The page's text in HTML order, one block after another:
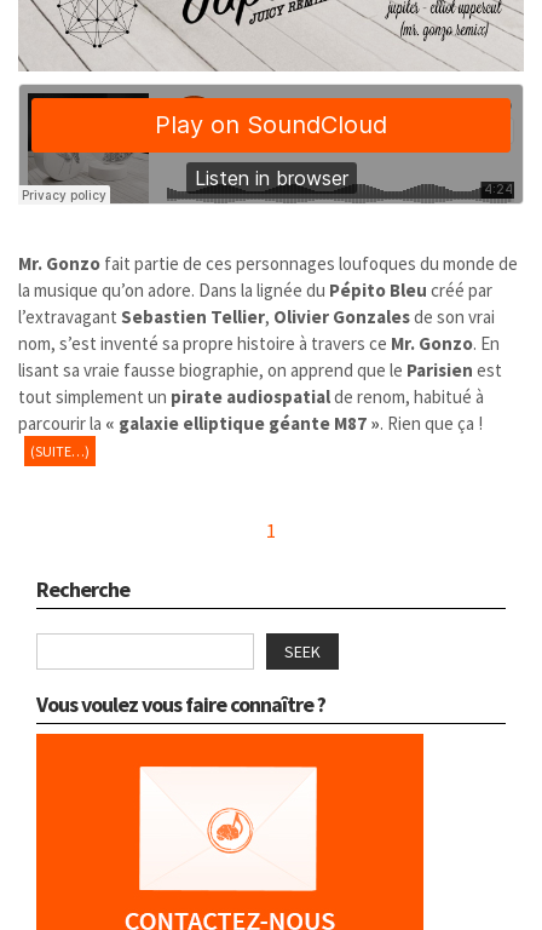
Mr. Gonzo fait partie de ces personnages loufoques du monde de
la musique qu’on adore. Dans la lignée du Pépito Bleu créé par
l’extravagant Sebastien Tellier, Olivier Gonzalesde son vrai
nom, s’est inventé sa propre histoire à travers ce Mr. Gonzo. En
lisant sa vraie fausse biographie, on apprend que le Parisien est
tout simplement un pirate audiospatialde renom, habitué à
parcourir la « galaxie elliptique géante M87 ». Rien que ça !
(SUITE…)
1
Recherche
SEEK
Vous voulez vous faire connaître ?